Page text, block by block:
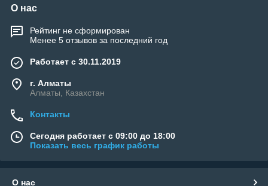
О нас
Рейтинг не сформирован
Менее 5 отзывов за последний год
Работает с 30.11.2019
г. Алматы
Алматы, Казахстан
Контакты
Сегодня работает с 09:00 до 18:00
Показать весь график работы
О нас